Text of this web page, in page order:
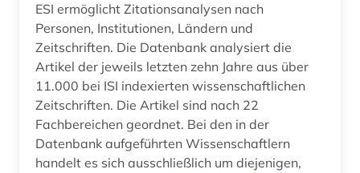
hochenergiephysik (1)
hochschulschrift (1)
humanbiologie (1)
hydrologie (1)
illustrator (1)
ESI ermöglicht Zitationsanalysen nach
Personen, Institutionen, Ländern und
Zeitschriften. Die Datenbank analysiert die
Artikel der jeweils letzten zehn Jahre aus über
11.000 bei ISI indexierten wissenschaftlichen
Zeitschriften. Die Artikel sind nach 22
Fachbereichen geordnet. Bei den in der
Datenbank aufgeführten Wissenschaftlern
handelt es sich ausschließlich um diejenigen,